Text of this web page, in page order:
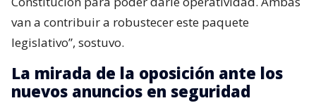
van a contribuir a robustecer este paquete
legislativo”, sostuvo.
La mirada de la oposición ante los
nuevos anuncios en seguridad